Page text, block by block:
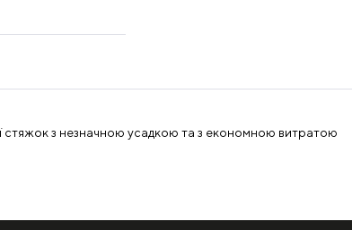
стяжок з незначною усадкою та з економною витратою